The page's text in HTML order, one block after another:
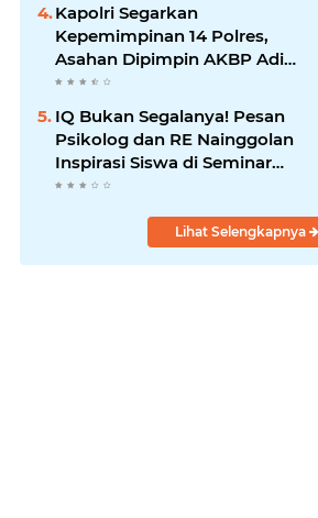
Kapolri Segarkan
Kepemimpinan 14 Polres,
Asahan Dipimpin AKBP Adi
Dharma Pramudhita
IQ Bukan Segalanya! Pesan
Psikolog dan RE Nainggolan
Inspirasi Siswa di Seminar
MPKW
Lihat Selengkapnya